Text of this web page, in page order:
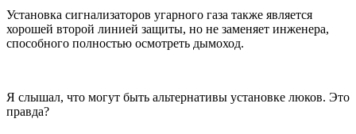
Установка сигнализаторов угарного газа также является
хорошей второй линией защиты, но не заменяет инженера,
способного полностью осмотреть дымоход.
Я слышал, что могут быть альтернативы установке люков. Это
правда?